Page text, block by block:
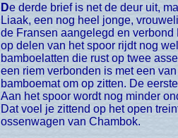
De derde brief is net de deur uit, maar ik had beloofd om jullie over Battambang te vertellen. In Battambang gaan we op stap met
Liaak, een nog heel jonge,
de Fransen aangelegd en
op delen van het spoor rijdt nog
bamboelatten die rust op twee
een riem verbonden is met een
bamboemat om op zitten. De
Aan het spoor wordt nog minder
Dat voel je zittend op het open
ossenwagen van Chambok.